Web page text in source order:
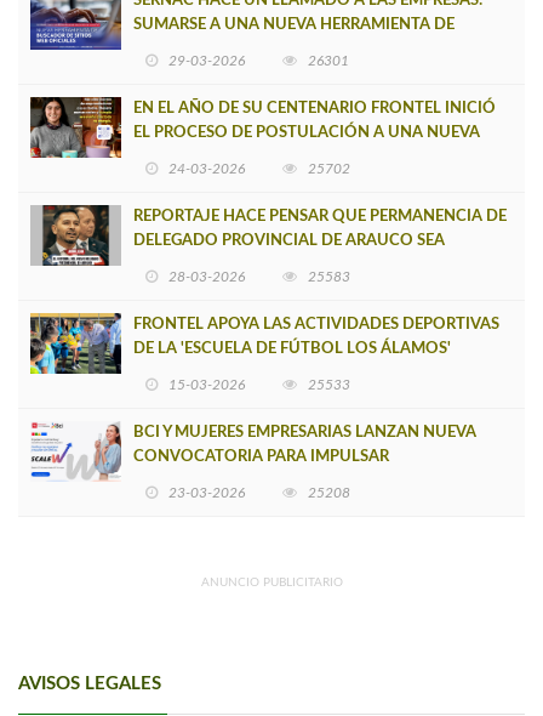
SUMARSE A UNA NUEVA HERRAMIENTA DE
29-03-2026 26301
EN EL AÑO DE SU CENTENARIO FRONTEL INICIÓ
EL PROCESO DE POSTULACIÓN A UNA NUEVA
24-03-2026 25702
REPORTAJE HACE PENSAR QUE PERMANENCIA DE
DELEGADO PROVINCIAL DE ARAUCO SEA
28-03-2026 25583
FRONTEL APOYA LAS ACTIVIDADES DEPORTIVAS
DE LA 'ESCUELA DE FÚTBOL LOS ÁLAMOS'
15-03-2026 25533
BCI Y MUJERES EMPRESARIAS LANZAN NUEVA
CONVOCATORIA PARA IMPULSAR
23-03-2026 25208
ANUNCIO PUBLICITARIO
AVISOS LEGALES